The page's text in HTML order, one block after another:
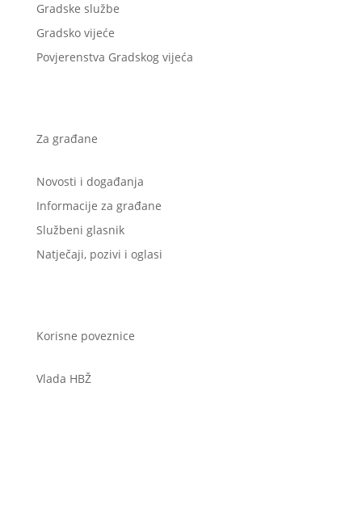
Gradske službe
Gradsko vijeće
Povjerenstva Gradskog vijeća
Za građane
Novosti i događanja
Informacije za građane
Službeni glasnik
Natječaji, pozivi i oglasi
Korisne poveznice
Vlada HBŽ